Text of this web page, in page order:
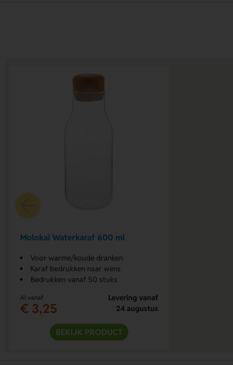
Molokai Waterkaraf 600 ml
Voor warme/koude dranken
Karaf bedrukken naar wens
Bedrukken vanaf 50 stuks
Al vanaf
€ 3,25
Levering vanaf
24 augustus
BEKIJK PRODUCT